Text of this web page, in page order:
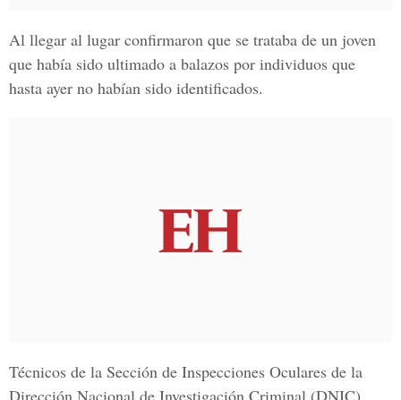
Al llegar al lugar confirmaron que se trataba de un joven
que había sido ultimado a balazos por individuos que
hasta ayer no habían sido identificados.
Técnicos de la Sección de Inspecciones Oculares de la
Dirección Nacional de Investigación Criminal (DNIC)